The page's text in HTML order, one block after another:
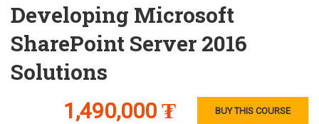
Developing Microsoft
SharePoint Server 2016
Solutions
1,490,000 ₮ BUY THIS COURSE